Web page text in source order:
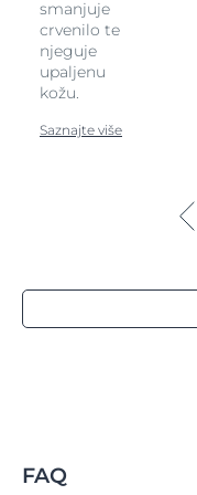
smanjuje
crvenilo te
njeguje
upaljenu
kožu.
Saznajte više
FAQ